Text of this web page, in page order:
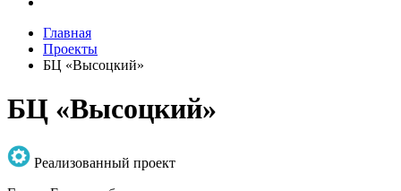
Главная
Проекты
БЦ «Высоцкий»
БЦ «Высоцкий»
Реализованный проект